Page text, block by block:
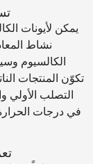
تسريع ترسيخ الأسمنت وتقليل وقت التصلب
يمكن لأيونات
نشاط
الكالسيوم
تكوّن المنتجات
التصلب الأولي
في درجات
تعزيز القوة المبكرة للخرسانة بشكل ملحوظ